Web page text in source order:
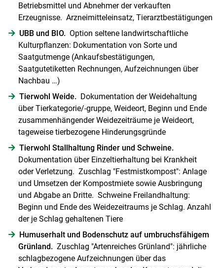
Betriebsmittel und Abnehmer der verkauften
Erzeugnisse. Arzneimitteleinsatz, Tierarztbestätigungen
UBB und BIO. Option seltene landwirtschaftliche
Kulturpflanzen: Dokumentation von Sorte und
Saatgutmenge (Ankaufsbestätigungen,
Saatgutetiketten Rechnungen, Aufzeichnungen über
Nachbau …)
Tierwohl Weide. Dokumentation der Weidehaltung
über Tierkategorie/-gruppe, Weideort, Beginn und Ende
zusammenhängender Weidezeiträume je Weideort,
tageweise tierbezogene Hinderungsgründe
Tierwohl Stallhaltung Rinder und Schweine.
Dokumentation über Einzeltierhaltung bei Krankheit
oder Verletzung. Zuschlag "Festmistkompost": Anlage
und Umsetzen der Kompostmiete sowie Ausbringung
und Abgabe an Dritte. Schweine Freilandhaltung:
Beginn und Ende des Weidezeitraums je Schlag. Anzahl
der je Schlag gehaltenen Tiere
Humuserhalt und Bodenschutz auf umbruchsfähigem
Grünland. Zuschlag "Artenreiches Grünland": jährliche
schlagbezogene Aufzeichnungen über das